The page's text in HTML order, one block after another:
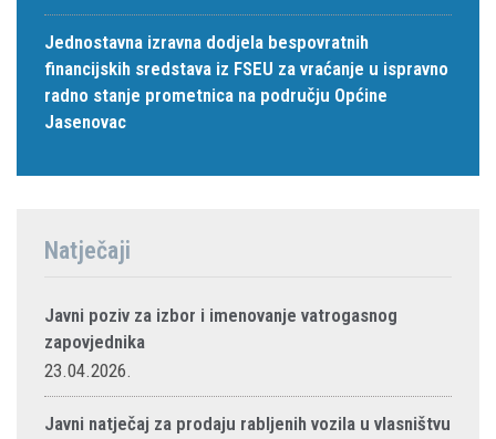
Jednostavna izravna dodjela bespovratnih
financijskih sredstava iz FSEU za vraćanje u ispravno
radno stanje prometnica na području Općine
Jasenovac
Natječaji
Javni poziv za izbor i imenovanje vatrogasnog
zapovjednika
23.04.2026.
Javni natječaj za prodaju rabljenih vozila u vlasništvu